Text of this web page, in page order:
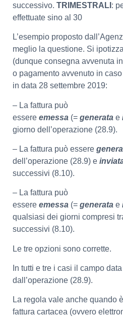
successivo. TRIMESTRALI :
effettuate sino al 30
L’esempio proposto
meglio la questione. Si
(dunque consegna avvenuta
o pagamento avvenuto in
in data 28 settembre 2019:
– La fattura può
essere emessa (= generata e
giorno dell’operazione (28.9).
– La fattura può essere
dell’operazione (28.9) e
successivi (8.10).
– La fattura può
essere emessa (= generata e
qualsiasi dei giorni compresi
successivi (8.10).
Le tre opzioni sono corrette.
In tutti e tre i casi il campo
dall’operazione (28.9).
La regola vale anche quando
fattura cartacea (ovvero